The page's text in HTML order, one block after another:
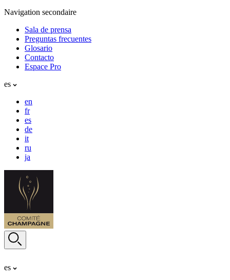
Navigation secondaire
Sala de prensa
Preguntas frecuentes
Glosario
Contacto
Espace Pro
es
en
fr
es
de
it
ru
ja
es